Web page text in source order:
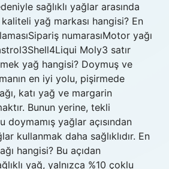
sağlıklı yağlar arasında
yağ markası hangisi? En
numarasıMotor yağı
Moly3 satır
yağ hangisi? Doymuş ve
en iyi yolu, pişirmede
katı yağ ve margarin
Bunun yerine, tekli
doymamış yağlar açısından
kullanmak daha sağlıklıdır. En
hangisi? Bu açıdan
yağ, yalnızca %10 çoklu